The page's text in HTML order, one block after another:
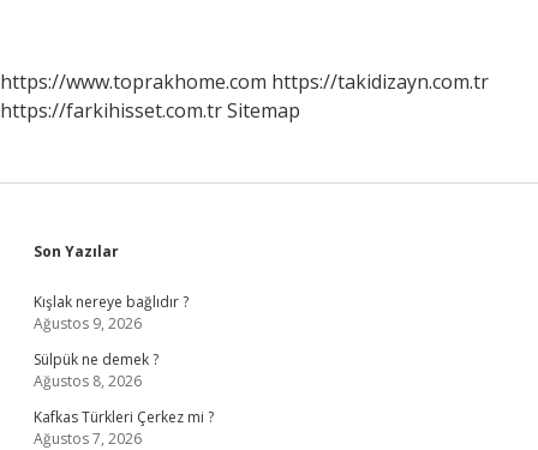
https://www.toprakhome.com https://takidizayn.com.tr
https://farkihisset.com.trSitemap
Sidebar
Son Yazılar
Kışlak nereye bağlıdır ?
Ağustos 9, 2026
Sülpük ne demek ?
Ağustos 8, 2026
Kafkas Türkleri Çerkez mi ?
Ağustos 7, 2026